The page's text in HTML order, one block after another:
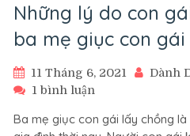
Những lý do con
ba mẹ giục con
11 Tháng 6, 2021 Dành
1 bình luận
lý
Ba mẹ giục con gái lấy chồng